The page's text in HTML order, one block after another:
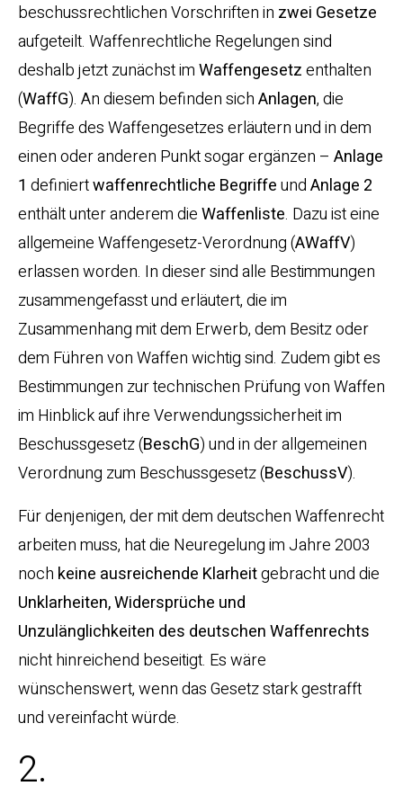
beschussrechtlichen Vorschriften in zwei Gesetze
aufgeteilt. Waffenrechtliche Regelungen sind
deshalb jetzt zunächst imWaffengesetzenthalten
(WaffG). An diesem befinden sichAnlagen, die
Begriffe des Waffengesetzes erläutern und in dem
einen oder anderen Punkt sogar ergänzen – Anlage
1 definiertwaffenrechtliche BegriffeundAnlage 2
enthält unter anderem dieWaffenliste. Dazu ist eine
allgemeine Waffengesetz-Verordnung (AWaffV)
erlassen worden. In dieser sind alle Bestimmungen
zusammengefasst und erläutert, die im
Zusammenhang mit dem Erwerb, dem Besitz oder
dem Führen von Waffen wichtig sind. Zudem gibt es
Bestimmungen zur technischen Prüfung von Waffen
im Hinblick auf ihre Verwendungssicherheit im
Beschussgesetz (BeschG) und in der allgemeinen
Verordnung zum Beschussgesetz (BeschussV).
Für denjenigen, der mit dem deutschen Waffenrecht
arbeiten muss, hat die Neuregelung im Jahre 2003
noch keine ausreichende Klarheitgebracht und die
Unklarheiten, Widersprüche und
Unzulänglichkeiten des deutschen Waffenrechts
nicht hinreichend beseitigt. Es wäre
wünschenswert, wenn das Gesetz stark gestrafft
und vereinfacht würde.
2.